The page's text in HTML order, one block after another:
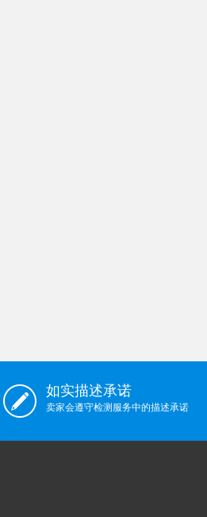
如实描述承诺
卖家会遵守检测服务中的描述承诺